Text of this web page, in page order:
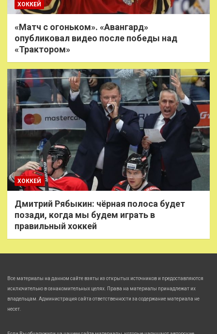
ХОККЕЙ
«Матч с огоньком». «Авангард»
опубликовал видео после победы над
«Трактором»
ХОККЕЙ
Дмитрий Рябыкин: чёрная полоса будет
позади, когда мы будем играть в
правильный хоккей
Все материалы на данном сайте взяты из открытых источников и предоставляются
исключительно в ознакомительных целях. Права на материалы принадлежат их
владельцам. Администрация сайта ответственности за содержание материала не
несет.